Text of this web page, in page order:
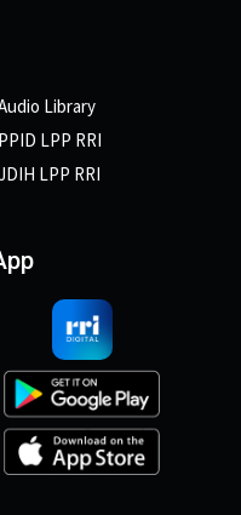
Library
PPID LPP RRI
LPP RRI